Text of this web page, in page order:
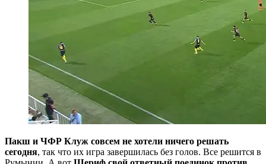
Пакш и ЧФР Клуж совсем не хотели ничего решать
сегодня, так что их игра завершилась без голов. Все решится в